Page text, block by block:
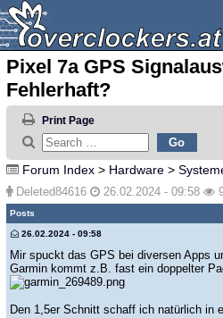
Pixel 7a GPS
Fehlerhaft?
Print Page
Forum Index > Hardware >
Deleted84616 26.02.2024 - 09:58
Posts
26.02.2024 - 09:58
Mir spuckt das GPS bei diversen Apps
Garmin kommt z.B. fast ein doppelter
Den 1,5er Schnitt schaff ich natürlich in